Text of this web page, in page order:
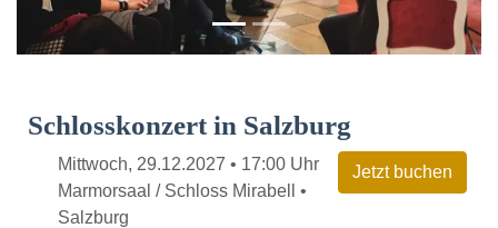
Schlosskonzert in Salzburg
Mittwoch, 29.12.2027 • 17:00 Uhr
Marmorsaal / Schloss Mirabell •
Salzburg